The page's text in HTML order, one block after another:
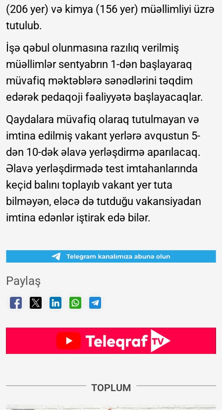
(206 yer) və kimya (156 yer) müəllimliyi üzrə
tutulub.
İşə qəbul olunmasına razılıq verilmiş
müəllimlər sentyabrın 1-dən başlayaraq
müvafiq məktəblərə sənədlərini təqdim
edərək pedaqoji fəaliyyətə başlayacaqlar.
Qaydalara müvafiq olaraq tutulmayan və
imtina edilmiş vakant yerlərə avqustun 5-
dən 10-dək əlavə yerləşdirmə aparılacaq.
Əlavə yerləşdirmədə test imtahanlarında
keçid balını toplayıb vakant yer tuta
bilməyən, eləcə də tutduğu vakansiyadan
imtina edənlər iştirak edə bilər.
Paylaş
TOPLUM